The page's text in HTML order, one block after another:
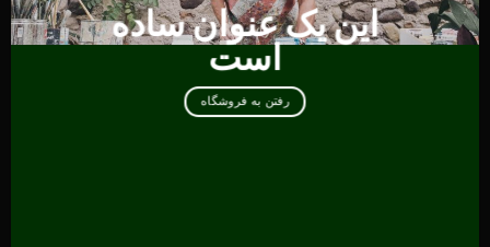
این یک عنوان ساده
است
رفتن به فروشگاه